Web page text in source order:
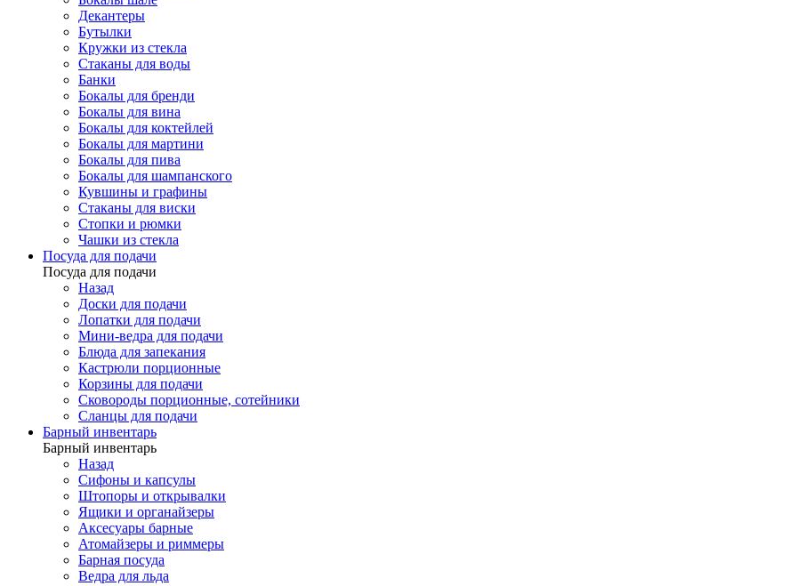
Декантеры
Бутылки
Кружки из стекла
Стаканы для воды
Банки
Бокалы для бренди
Бокалы для вина
Бокалы для коктейлей
Бокалы для мартини
Бокалы для пива
Бокалы для шампанского
Кувшины и графины
Стаканы для виски
Стопки и рюмки
Чашки из стекла
Посуда для подачи
Посуда для подачи
Назад
Доски для подачи
Лопатки для подачи
Мини-ведра для подачи
Блюда для запекания
Кастрюли порционные
Корзины для подачи
Сковороды порционные, сотейники
Сланцы для подачи
Барный инвентарь
Барный инвентарь
Назад
Сифоны и капсулы
Штопоры и открывалки
Ящики и органайзеры
Аксесуары барные
Атомайзеры и риммеры
Барная посуда
Ведра для льда